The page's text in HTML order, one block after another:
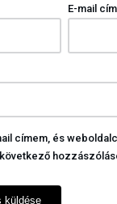
E-mail
címem, és